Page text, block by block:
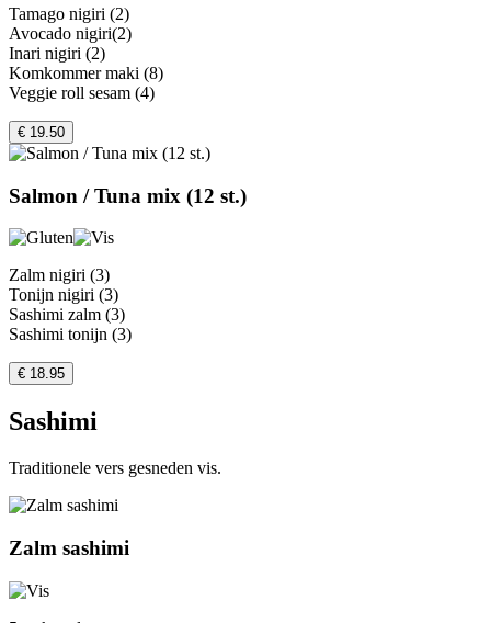
Tamago nigiri (2)
Avocado nigiri(2)
Inari nigiri (2)
Komkommer maki (8)
Veggie roll sesam (4)
€ 19.50
Salmon / Tuna mix (12 st.)
Zalm nigiri (3)
Tonijn nigiri (3)
Sashimi zalm (3)
Sashimi tonijn (3)
€ 18.95
Sashimi
Traditionele vers gesneden vis.
Zalm sashimi